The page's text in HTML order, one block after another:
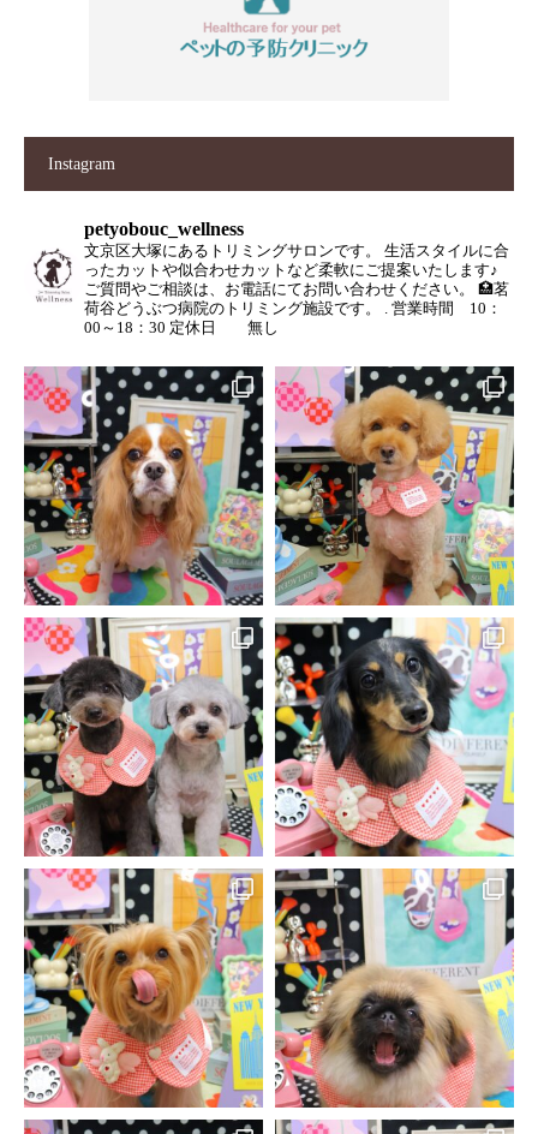
Instagram
petyobouc_wellness
文京区大塚にあるトリミングサロンです。
生活スタイルに合
ったカットや似合わせカットなど柔軟にご提案いたします♪
ご質問やご相談は、お電話にてお問い合わせください。
🏥茗
荷谷どうぶつ病院のトリミング施設です。
. 営業時間 10：
00～18：30 定休日 無し